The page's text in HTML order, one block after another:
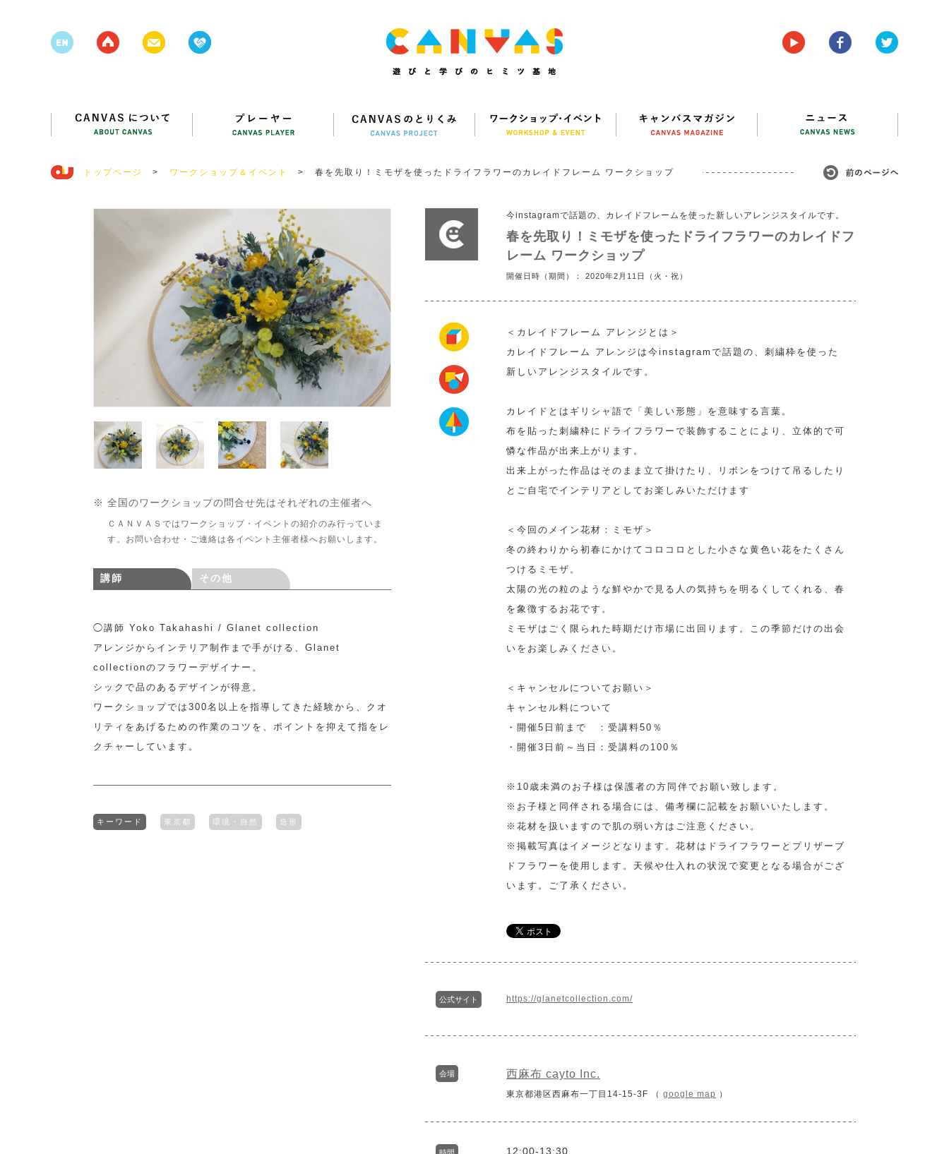
トップページ > ワークショップ＆イベント > 春を先取り！ミモザを使ったドライフラワーのカレイドフレーム ワークショップ
※ 全国のワークショップの問合せ先はそれぞれの主催者へ
ＣＡＮＶＡＳではワークショップ・イベントの紹介のみ行っていま
す。お問い合わせ・ご連絡は各イベント主催者様へお願いします。
講師 その他
◯講師 Yoko Takahashi / Glanet collection
アレンジからインテリア制作まで手がける、Glanet
collectionのフラワーデザイナー。
シックで品のあるデザインが得意。
ワークショップでは300名以上を指導してきた経験から、クオ
リティをあげるための作業のコツを、ポイントを抑えて指をレ
クチャーしています。
キーワード 東京都 環境・自然 造形
今instagramで話題の、カレイドフレームを使った新しいアレンジスタイルです。
春を先取り！ミモザを使ったドライフラワーのカレイドフ
レーム ワークショップ
開催日時（期間）： 2020年2月11日（火・祝）
＜カレイドフレーム アレンジとは＞
カレイドフレーム アレンジは今instagramで話題の、刺繍枠を使った
新しいアレンジスタイルです。
カレイドとはギリシャ語で「美しい形態」を意味する言葉。
布を貼った刺繍枠にドライフラワーで装飾することにより、立体的で可
憐な作品が出来上がります。
出来上がった作品はそのまま立て掛けたり、リボンをつけて吊るしたり
とご自宅でインテリアとしてお楽しみいただけます
＜今回のメイン花材：ミモザ＞
冬の終わりから初春にかけてコロコロとした小さな黄色い花をたくさん
つけるミモザ。
太陽の光の粒のような鮮やかで見る人の気持ちを明るくしてくれる、春
を象徴するお花です。
ミモザはごく限られた時期だけ市場に出回ります。この季節だけの出会
いをお楽しみください。
＜キャンセルについてお願い＞
キャンセル料について
・開催5日前まで ：受講料50％
・開催3日前～当日：受講料の100％
※10歳未満のお子様は保護者の方同伴でお願い致します。
※お子様と同伴される場合には、備考欄に記載をお願いいたします。
※花材を扱いますので肌の弱い方はご注意ください。
※掲載写真はイメージとなります。花材はドライフラワーとプリザーブ
ドフラワーを使用します。天候や仕入れの状況で変更となる場合がござ
います。ご了承ください。
公式サイト https://glanetcollection.com/
会場 西麻布 cayto Inc.
東京都港区西麻布一丁目14-15-3F （ google map ）
時間 12:00-13:30